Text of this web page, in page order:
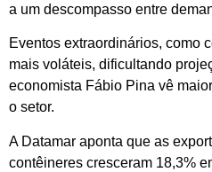
a um descompasso entre
Eventos extraordinários, como
mais voláteis, dificultando
economista Fábio Pina vê
o setor.
A Datamar aponta que as
contêineres cresceram 18,3%